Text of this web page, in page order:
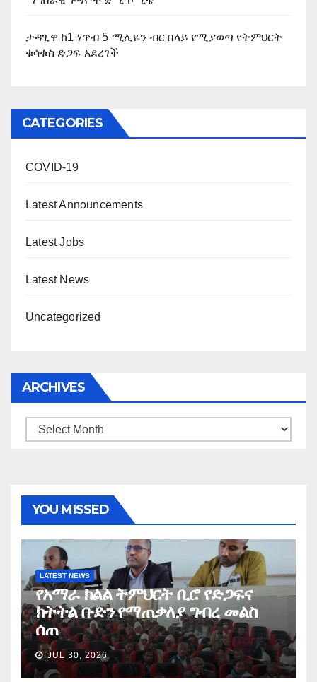
ታዳጊዋ ከ1 ነጥብ 5 ሚሊዬን ብር በላይ የሚያወጣ የትምህርት
ቁሳቁስ ድጋፍ አደረገች
CATEGORIES
COVID-19
Latest Announcements
Latest Jobs
Latest News
Uncategorized
ARCHIVES
Archives
YOU MISSED
LATEST NEWS
የአማራ ክልል ትምህርት ቢሮ የድጋፍና
ክትትል ቡድን የማጠቃለያ ግብረ መልስ
ሰጠ
JUL 30, 2026